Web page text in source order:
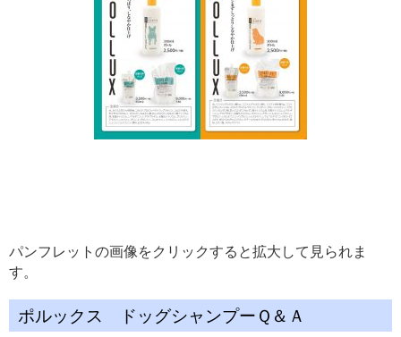
パンフレットの画像をクリックすると拡大して見られま
す。
ポルックス ドッグシャンプーＱ＆Ａ